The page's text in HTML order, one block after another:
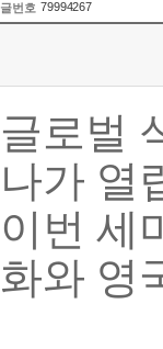
글번호 79994267
글로벌
나가 열
이번 세
화와 영